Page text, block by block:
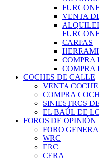
VENTA
CARPAS
COMPRA
COMPRA
COCHES DE CALLE
VENTA
COMPRA
SINIESTROS
EL BAÚL DE
FOROS DE OPINIÓN
FORO
WRC
ERC
CERA